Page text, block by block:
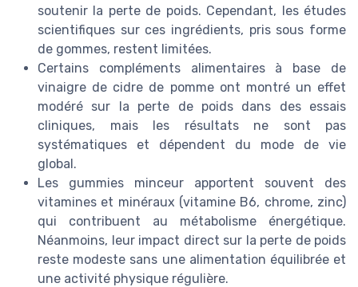
soutenir la perte de poids. Cependant, les études
scientifiques sur ces ingrédients, pris sous forme
de gommes, restent limitées.
Certains compléments alimentaires à base de
vinaigre de cidre de pomme ont montré un effet
modéré sur la perte de poids dans des essais
cliniques, mais les résultats ne sont pas
systématiques et dépendent du mode de vie
global.
Les gummies minceur apportent souvent des
vitamines et minéraux (vitamine B6, chrome, zinc)
qui contribuent au métabolisme énergétique.
Néanmoins, leur impact direct sur la perte de poids
reste modeste sans une alimentation équilibrée et
une activité physique régulière.